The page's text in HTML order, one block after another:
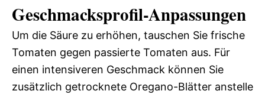
Geschmacksprofil-Anpassungen
Um die Säure zu erhöhen, tauschen Sie frische
Tomaten gegen passierte Tomaten aus. Für
einen intensiveren Geschmack können Sie
zusätzlich getrocknete Oregano-Blätter anstelle